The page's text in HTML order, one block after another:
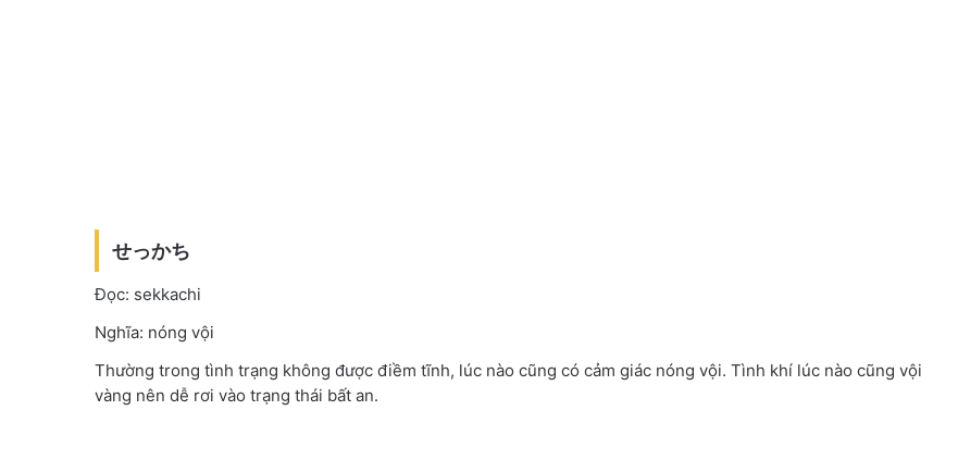
せっかち
Đọc: sekkachi
Nghĩa: nóng vội
Thường trong tình trạng không được điềm tĩnh, lúc nào cũng có cảm giác nóng vội. Tình khí lúc nào cũng vội
vàng nên dễ rơi vào trạng thái bất an.